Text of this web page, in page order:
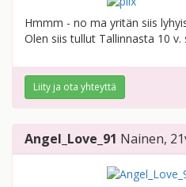
Hmmm - no ma yritän siis
Olen siis tullut Tallinnasta 10 v.
Liity ja ota yhteyttä
Angel_Love_91 Nainen,